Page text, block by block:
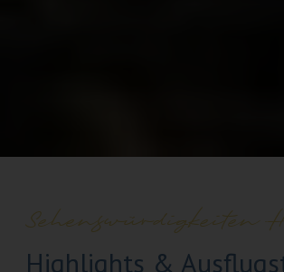
Sehenswürdigkeiten
Highlights &